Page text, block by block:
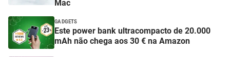
Mac
GADGETS
Este power bank ultracompacto de 20.000
mAh não chega aos 30 € na Amazon